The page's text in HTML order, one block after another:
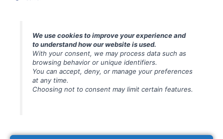
We use cookies to improve your experience and
to understand how our website is used.
With your consent, we may process data such as
browsing behavior or unique identifiers.
You can accept, deny, or manage your preferences
at any time.
Choosing not to consent may limit certain features.
generale
Întrebări frecvente – Pregătire pentru operație și îngrijire
imediată
Întrebări frecvente – Tehnici chirurgicale și proceduri pentru